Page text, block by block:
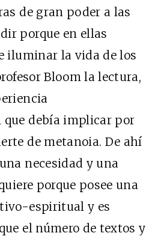
de gran poder a las
porque en ellas
iluminar la vida de los
Bloom la lectura,
debía implicar por
de metanoia. De ahí
necesidad y una
porque posee una
espiritual y es
el número de textos y